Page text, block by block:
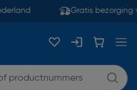
Gratis bezorging